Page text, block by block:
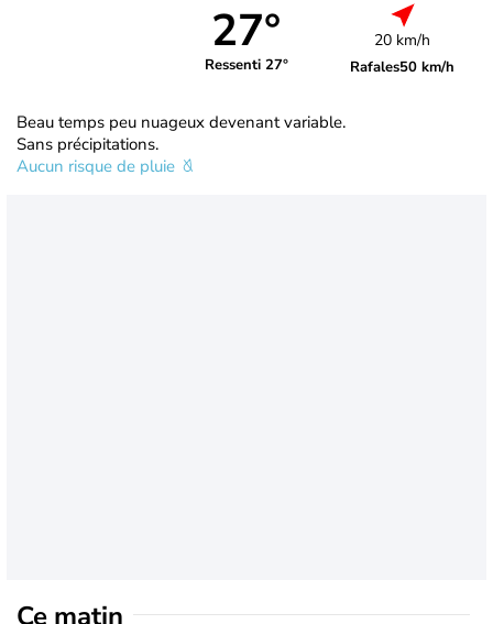
27°
Ressenti 27°
20 km/h
Rafales50 km/h
Beau temps peu nuageux devenant variable.
Sans précipitations.
Aucun risque de pluie
Ce matin